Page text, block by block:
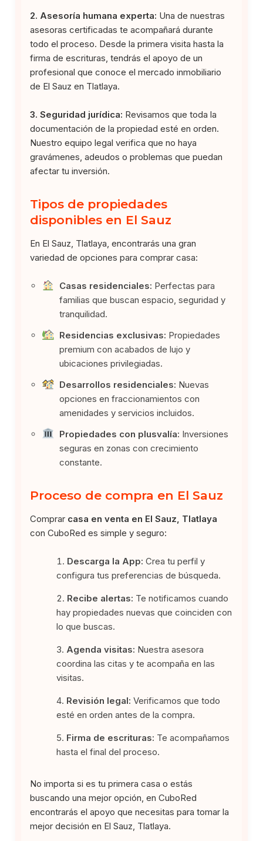
2. Asesoría humana experta: Una de nuestras
asesoras certificadas te acompañará durante
todo el proceso. Desde la primera visita hasta la
firma de escrituras, tendrás el apoyo de un
profesional que conoce el mercado inmobiliario
de El Sauz en Tlatlaya.
3. Seguridad jurídica: Revisamos que toda la
documentación de la propiedad esté en orden.
Nuestro equipo legal verifica que no haya
gravámenes, adeudos o problemas que puedan
afectar tu inversión.
Tipos de propiedades
disponibles en El Sauz
En El Sauz, Tlatlaya, encontrarás una gran
variedad de opciones para comprar casa:
Casas residenciales: Perfectas para
familias que buscan espacio, seguridad y
tranquilidad.
Residencias exclusivas: Propiedades
premium con acabados de lujo y
ubicaciones privilegiadas.
Desarrollos residenciales: Nuevas
opciones en fraccionamientos con
amenidades y servicios incluidos.
Propiedades con plusvalía: Inversiones
seguras en zonas con crecimiento
constante.
Proceso de compra en El Sauz
Comprar casa en venta en El Sauz, Tlatlaya
con CuboRed es simple y seguro:
Descarga la App: Crea tu perfil y
configura tus preferencias de búsqueda.
Recibe alertas: Te notificamos cuando
hay propiedades nuevas que coinciden con
lo que buscas.
Agenda visitas: Nuestra asesora
coordina las citas y te acompaña en las
visitas.
Revisión legal: Verificamos que todo
esté en orden antes de la compra.
Firma de escrituras: Te acompañamos
hasta el final del proceso.
No importa si es tu primera casa o estás
buscando una mejor opción, en CuboRed
encontrarás el apoyo que necesitas para tomar la
mejor decisión en El Sauz, Tlatlaya.